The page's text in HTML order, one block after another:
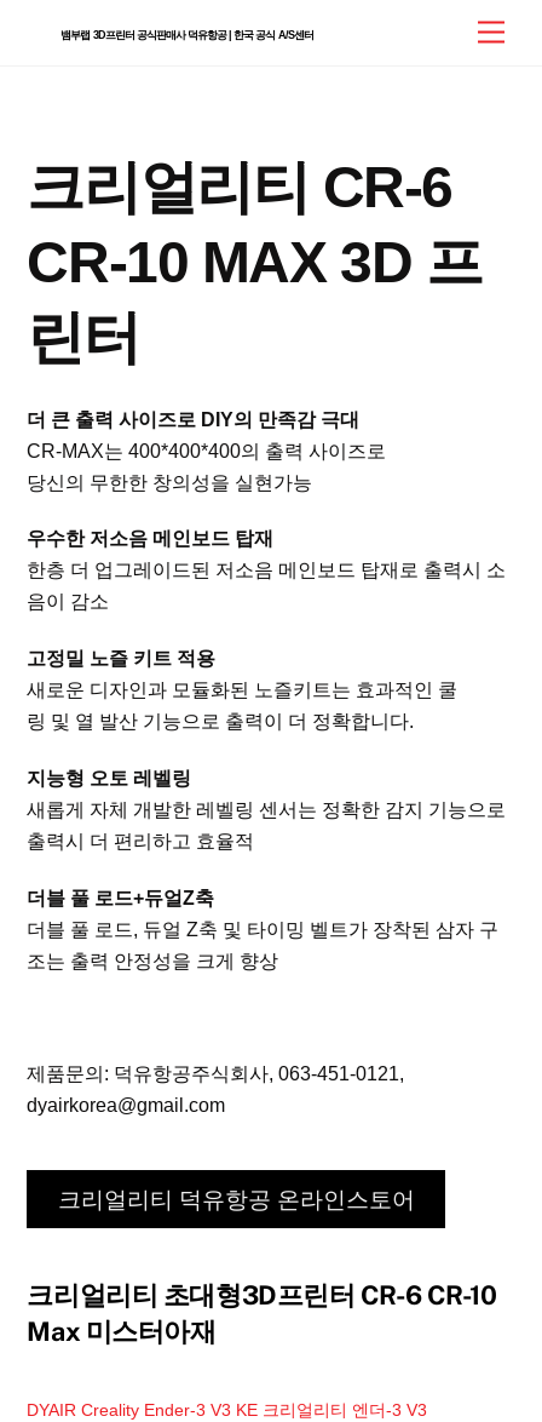
뱀부랩 3D프린터 공식판매사 덕유항공 | 한국 공식 A/S센터
크리얼리티 CR-6
CR-10 MAX 3D 프
린터
더 큰 출력 사이즈로 DIY의 만족감 극대
CR-MAX는 400*400*400의 출력 사이즈로
당신의 무한한 창의성을 실현가능
우수한 저소음 메인보드 탑재
한층 더 업그레이드된 저소음 메인보드 탑재로 출력시 소
음이 감소
고정밀 노즐 키트 적용
새로운 디자인과 모듈화된 노즐키트는 효과적인 쿨
링 및 열 발산 기능으로 출력이 더 정확합니다.
지능형 오토 레벨링
새롭게 자체 개발한 레벨링 센서는 정확한 감지 기능으로
출력시 더 편리하고 효율적
더블 풀 로드+듀얼Z축
더블 풀 로드, 듀얼 Z축 및 타이밍 벨트가 장착된 삼자 구
조는 출력 안정성을 크게 향상
제품문의: 덕유항공주식회사, 063-451-0121,
dyairkorea@gmail.com
크리얼리티 덕유항공 온라인스토어
크리얼리티 초대형3D프린터 CR-6 CR-10
Max 미스터아재
DYAIR Creality Ender-3 V3 KE 크리얼리티 엔더-3 V3